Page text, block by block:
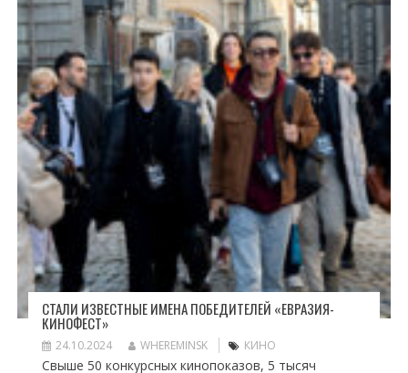
СТАЛИ ИЗВЕСТНЫЕ ИМЕНА ПОБЕДИТЕЛЕЙ «ЕВРАЗИЯ-
КИНОФЕСТ»
24.10.2024 WHEREMINSK КИНО
Свыше 50 конкурсных кинопоказов, 5 тысяч